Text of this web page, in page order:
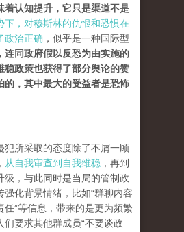
着认知提升，它只是渠道不是
下，对穆斯林的仇恨和恐惧在
政治正确 ， 似乎是一种国际型
连同政府假以反恐为由实施的
稳政策也获得了部分舆论的赞
的，其中最大的受益者是恐怖
犯所采取的态度除了不屑一顾
从自我审查到自我维稳 ，再到
级，与此同时是当局的管制政
强化背景情绪，比如“群聊内容
任”等信息，带来的是更为频繁
要求其他群成员“不要谈政